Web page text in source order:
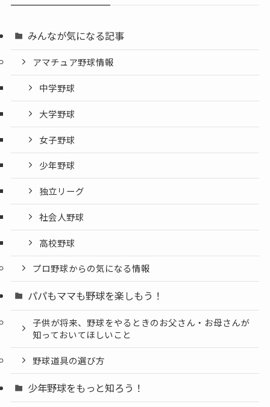
みんなが気になる記事
アマチュア野球情報
中学野球
大学野球
女子野球
少年野球
独立リーグ
社会人野球
高校野球
プロ野球からの気になる情報
パパもママも野球を楽しもう！
子供が将来、野球をやるときのお父さん・お母さんが
知っておいてほしいこと
野球道具の選び方
少年野球をもっと知ろう！